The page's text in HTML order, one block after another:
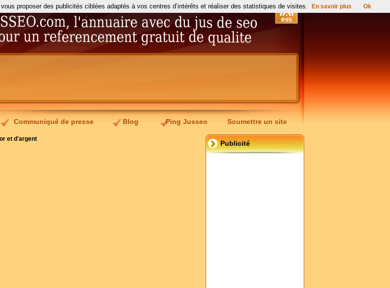
Communiqué de presse Blog Ping Jusseo Soumettre un site
Publicité
et d'argent
proposer des publicités ciblées adaptés à vos centres d’intérêts et réaliser des statistiques de visites. En savoir plus Ok